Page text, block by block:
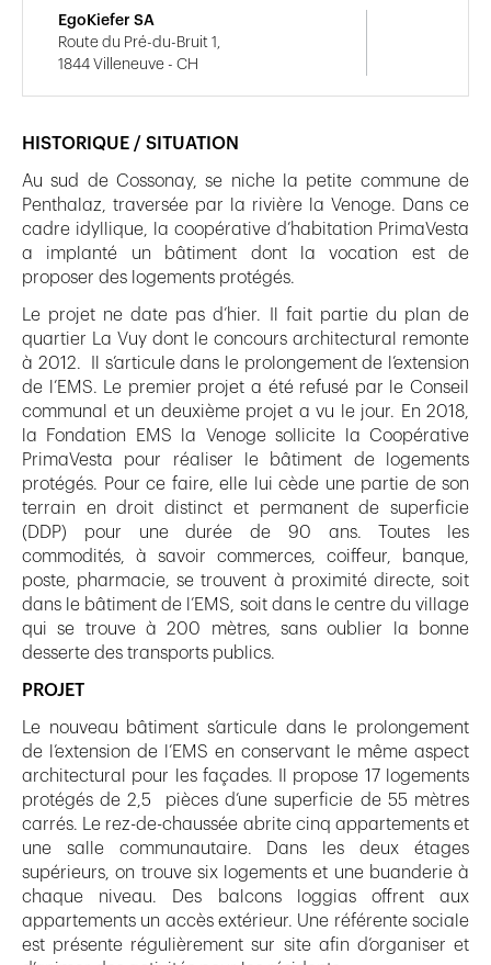
HISTORIQUE / SITUATION
Au sud de Cossonay, se niche la petite commune de
Penthalaz, traversée par la rivière la Venoge. Dans ce
cadre idyllique, la coopérative d’habitation PrimaVesta
a implanté un bâtiment dont la vocation est de
proposer des logements protégés.
Le projet ne date pas d’hier. Il fait partie du plan de
quartier La Vuy dont le concours architectural remonte
à 2012. Il s’articule dans le prolongement de l’extension
de l’EMS. Le premier projet a été refusé par le Conseil
communal et un deuxième projet a vu le jour. En 2018,
la Fondation EMS la Venoge sollicite la Coopérative
PrimaVesta pour réaliser le bâtiment de logements
protégés. Pour ce faire, elle lui cède une partie de son
terrain en droit distinct et permanent de superficie
(DDP) pour une durée de 90 ans. Toutes les
commodités, à savoir commerces, coiffeur, banque,
poste, pharmacie, se trouvent à proximité directe, soit
dans le bâtiment de l’EMS, soit dans le centre du village
qui se trouve à 200 mètres, sans oublier la bonne
desserte des transports publics.
PROJET
Le nouveau bâtiment s’articule dans le prolongement
de l’extension de l’EMS en conservant le même aspect
architectural pour les façades. Il propose 17 logements
protégés de 2,5 pièces d’une superficie de 55 mètres
carrés. Le rez-de-chaussée abrite cinq appartements et
une salle communautaire. Dans les deux étages
supérieurs, on trouve six logements et une buanderie à
chaque niveau. Des balcons loggias offrent aux
appartements un accès extérieur. Une référente sociale
est présente régulièrement sur site afin d’organiser et
EgoKiefer SA
Route du Pré-du-Bruit 1,
1844 Villeneuve - CH